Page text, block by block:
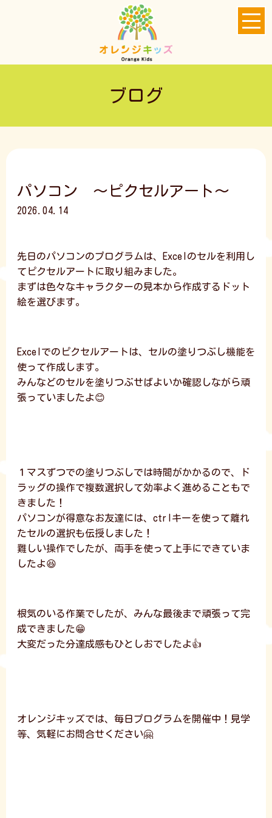
ブログ
パソコン ～ピクセルアート～
2026.04.14
先日のパソコンのプログラムは、Excelのセルを利用し
てピクセルアートに取り組みました。
まずは色々なキャラクターの見本から作成するドット
絵を選びます。
Excelでのピクセルアートは、セルの塗りつぶし機能を
使って作成します。
みんなどのセルを塗りつぶせばよいか確認しながら頑
張っていましたよ😊
１マスずつでの塗りつぶしでは時間がかかるので、ド
ラッグの操作で複数選択して効率よく進めることもで
きました！
パソコンが得意なお友達には、ctrlキーを使って離れ
たセルの選択も伝授しました！
難しい操作でしたが、両手を使って上手にできていま
したよ😆
根気のいる作業でしたが、みんな最後まで頑張って完
成できました😁
大変だった分達成感もひとしおでしたよ👍
オレンジキッズでは、毎日プログラムを開催中！見学
等、気軽にお問合せください🤗